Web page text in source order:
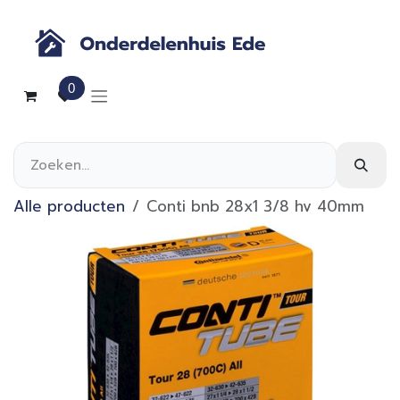
0
Alle producten Conti bnb 28x1 3/8 hv 40mm